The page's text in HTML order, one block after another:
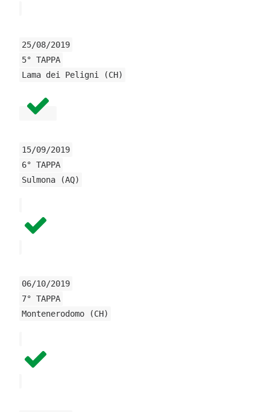
25/08/2019
5° TAPPA
Lama dei Peligni (CH)
15/09/2019
6° TAPPA
Sulmona (AQ)
06/10/2019
7° TAPPA
Montenerodomo (CH)